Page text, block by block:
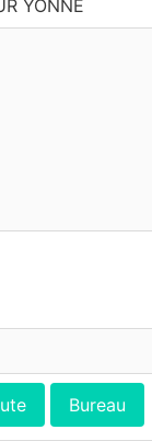
YONNE
Bureau